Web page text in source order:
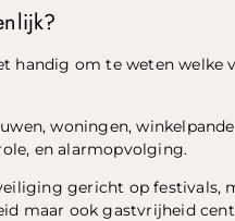
handig om te weten
woningen,
en alarmopvolging.
gericht op festivals,
maar ook gastvrijheid